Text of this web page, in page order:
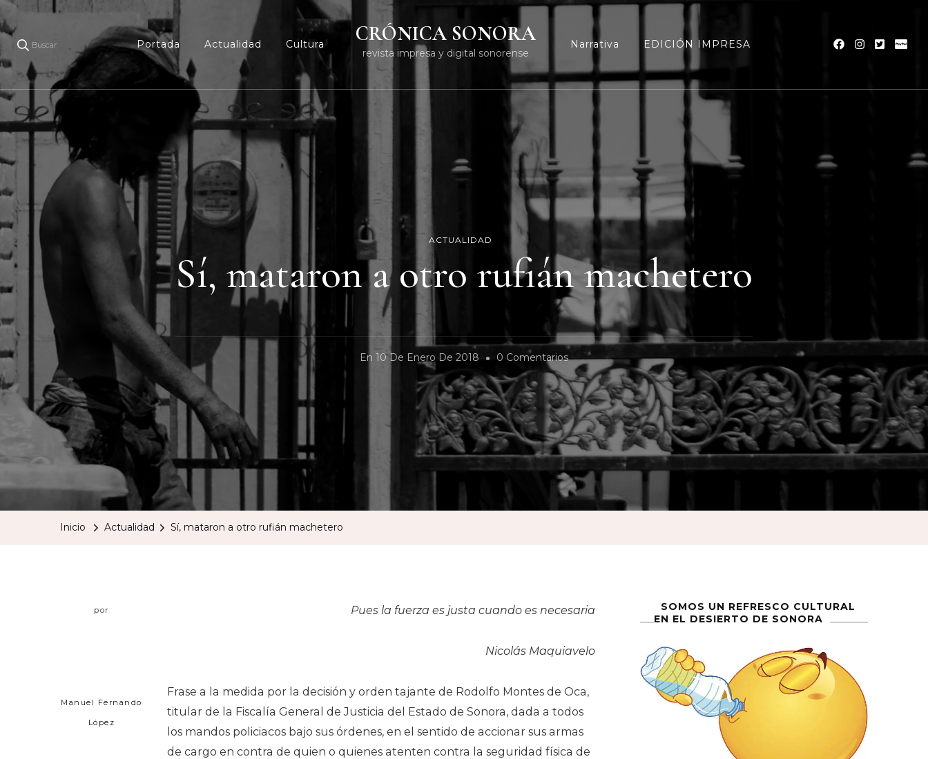
Buscar Portada Actualidad Cultura CRÓNICA SONORA
revista impresa y digital sonorense
Narrativa EDICIÓN IMPRESA
ACTUALIDAD
Sí, mataron a otro rufián machetero
En 10 De Enero De 2018 0 ComentariosEn
Sí,
Mataron
A
Otro
Rufián
Machetero
Inicio Actualidad Sí, mataron a otro rufián machetero
por
Manuel Fernando
López
Pues la fuerza es justa cuando es necesaria
Nicolás Maquiavelo
Frase a la medida por la decisión y orden tajante de Rodolfo Montes de Oca,
titular de la Fiscalía General de Justicia del Estado de Sonora, dada a todos
los mandos policiacos bajo sus órdenes, en el sentido de accionar sus armas
de cargo en contra de quien o quienes atenten contra la seguridad física de
SOMOS UN REFRESCO CULTURAL
EN EL DESIERTO DE SONORA